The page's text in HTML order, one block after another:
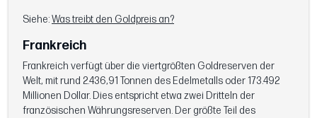
Siehe:Was treibt den Goldpreis an?
Frankreich
Frankreich verfügt über die viertgrößten Goldreserven der
Welt, mit rund 2.436,91 Tonnen des Edelmetalls oder 173.492
Millionen Dollar. Dies entspricht etwa zwei Dritteln der
französischen Währungsreserven. Der größte Teil des